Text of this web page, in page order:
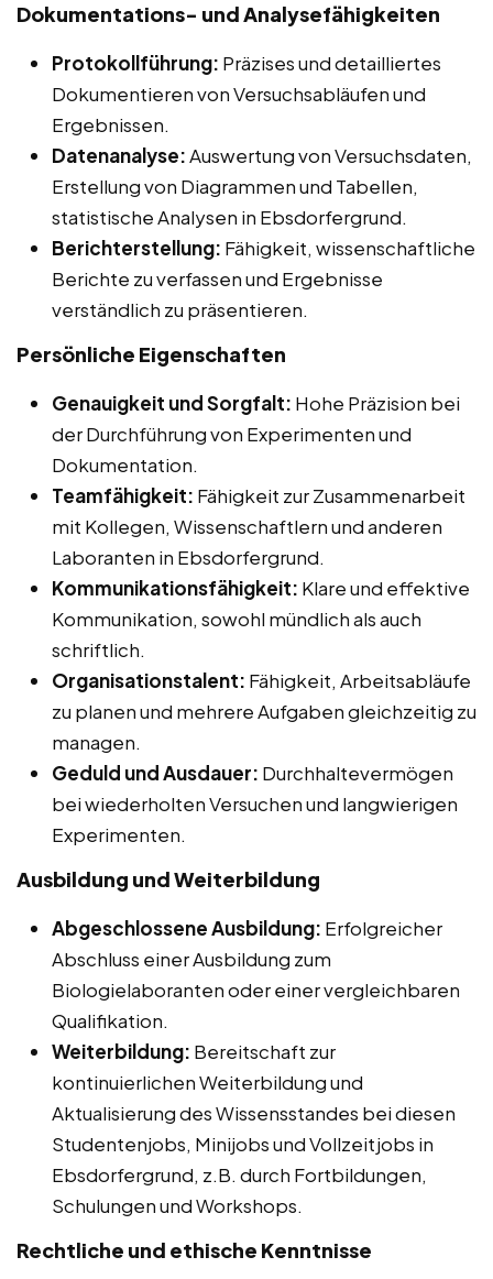
Dokumentations- und Analysefähigkeiten
Protokollführung: Präzises und detailliertes
Dokumentieren von Versuchsabläufen und
Ergebnissen.
Datenanalyse:Auswertung von Versuchsdaten,
Erstellung von Diagrammen und Tabellen,
statistische Analysen in Ebsdorfergrund.
Berichterstellung: Fähigkeit, wissenschaftliche
Berichte zu verfassen und Ergebnisse
verständlich zu präsentieren.
Persönliche Eigenschaften
Genauigkeit und Sorgfalt: Hohe Präzision bei
der Durchführung von Experimenten und
Dokumentation.
Teamfähigkeit: Fähigkeit zur Zusammenarbeit
mit Kollegen, Wissenschaftlern und anderen
Laboranten in Ebsdorfergrund.
Kommunikationsfähigkeit: Klare und effektive
Kommunikation, sowohl mündlich als auch
schriftlich.
Organisationstalent: Fähigkeit, Arbeitsabläufe
zu planen und mehrere Aufgaben gleichzeitig zu
managen.
Geduld und Ausdauer: Durchhaltevermögen
bei wiederholten Versuchen und langwierigen
Experimenten.
Ausbildung und Weiterbildung
Abgeschlossene Ausbildung: Erfolgreicher
Abschluss einer Ausbildung zum
Biologielaboranten oder einer vergleichbaren
Qualifikation.
Weiterbildung: Bereitschaft zur
kontinuierlichen Weiterbildung und
Aktualisierung des Wissensstandes bei diesen
Studentenjobs, Minijobs und Vollzeitjobs in
Ebsdorfergrund, z.B. durch Fortbildungen,
Schulungen und Workshops.
Rechtliche und ethische Kenntnisse